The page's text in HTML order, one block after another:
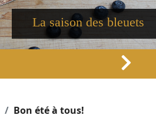
La saison des bleuets
Bon été à tous!